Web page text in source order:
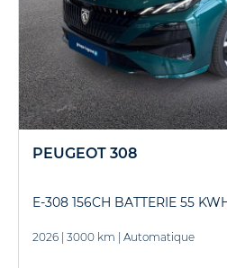
PEUGEOT 308
E-308 156CH BATTERIE 55
2026 3000 km Automatique